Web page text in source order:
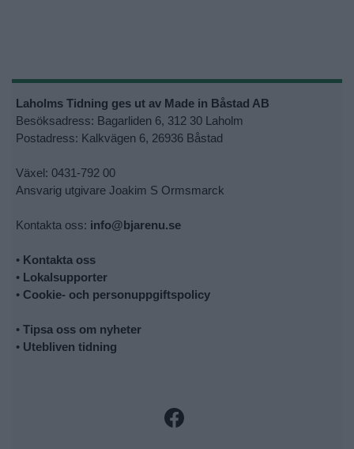
Laholms Tidning ges ut av Made in Båstad AB
Besöksadress: Bagarliden 6, 312 30 Laholm
Postadress: Kalkvägen 6, 26936 Båstad
Växel: 0431-792 00
Ansvarig utgivare Joakim S Ormsmarck
Kontakta oss: info@bjarenu.se
• Kontakta oss
• Lokalsupporter
• Cookie- och personuppgiftspolicy
• Tipsa oss om nyheter
• Utebliven tidning